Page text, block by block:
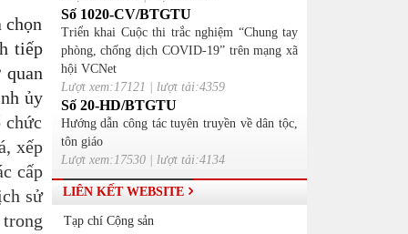
tiếp
ủy
chức
xếp
cấp
sử
Số 1020-CV/BTGTU
Triển khai Cuộc thi trắc nghiệm “Chung tay
phòng, chống dịch COVID-19” trên mạng xã
hội VCNet
Lượt xem:17121 | lượt tải:4359
Số 20-HD/BTGTU
Hướng dẫn công tác tuyên truyền về dân tộc,
tôn giáo
Lượt xem:17530 | lượt tải:4134
LIÊN KẾT WEBSITE
Tạp chí Cộng sản